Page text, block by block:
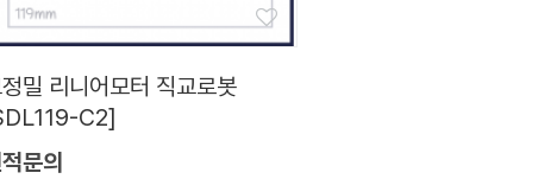
밀 리니어모터 직교로봇
C2]
문의